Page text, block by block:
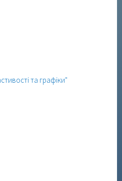
та графіки"